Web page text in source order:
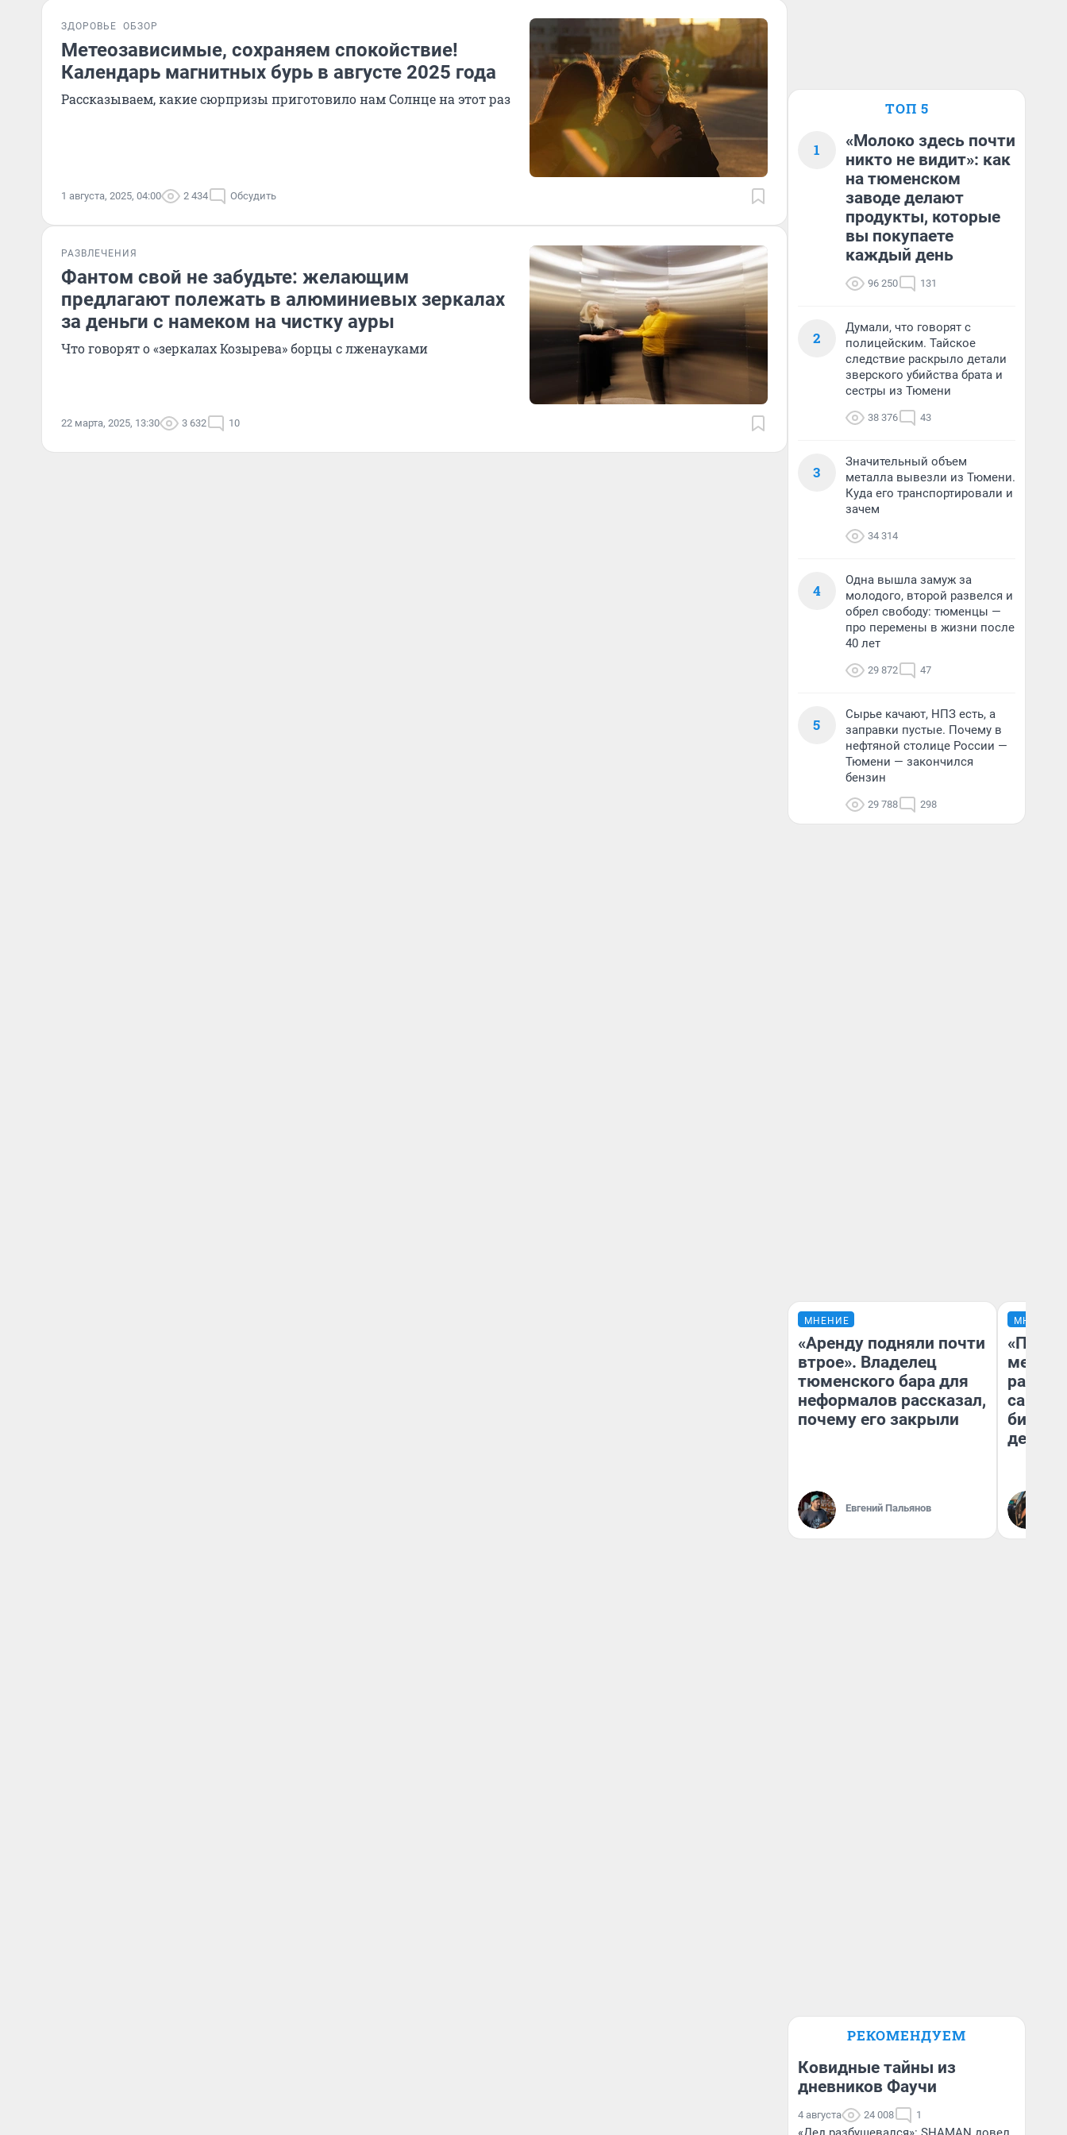
ЗДОРОВЬЕ ОБЗОР
Метеозависимые, сохраняем спокойствие!
Календарь магнитных бурь в августе 2025 года
Рассказываем, какие сюрпризы приготовило нам Солнце на этот раз
1 августа, 2025, 04:00 2 434 Обсудить
РАЗВЛЕЧЕНИЯ
Фантом свой не забудьте: желающим
предлагают полежать в алюминиевых зеркалах
за деньги с намеком на чистку ауры
Что говорят о «зеркалах Козырева» борцы с лженауками
22 марта, 2025, 13:30 3 632 10
ТОП 5
1
«Молоко здесь почти
никто не видит»: как
на тюменском
заводе делают
продукты, которые
вы покупаете
каждый день
96 250 131
2
Думали, что говорят с
полицейским. Тайское
следствие раскрыло детали
зверского убийства брата и
сестры из Тюмени
38 376 43
3
Значительный объем
металла вывезли из Тюмени.
Куда его транспортировали и
зачем
34 314
4
Одна вышла замуж за
молодого, второй развелся и
обрел свободу: тюменцы —
про перемены в жизни после
40 лет
29 872 47
5
Сырье качают, НПЗ есть, а
заправки пустые. Почему в
нефтяной столице России —
Тюмени — закончился
бензин
29 788 298
МНЕНИЕ
«Аренду подняли почти
втрое». Владелец
тюменского бара для
неформалов рассказал,
почему его закрыли
Евгений Пальянов
МНЕНИЕ
самом
РЕКОМЕНДУЕМ
Ковидные тайны из
дневников Фаучи
4 августа 24 008 1